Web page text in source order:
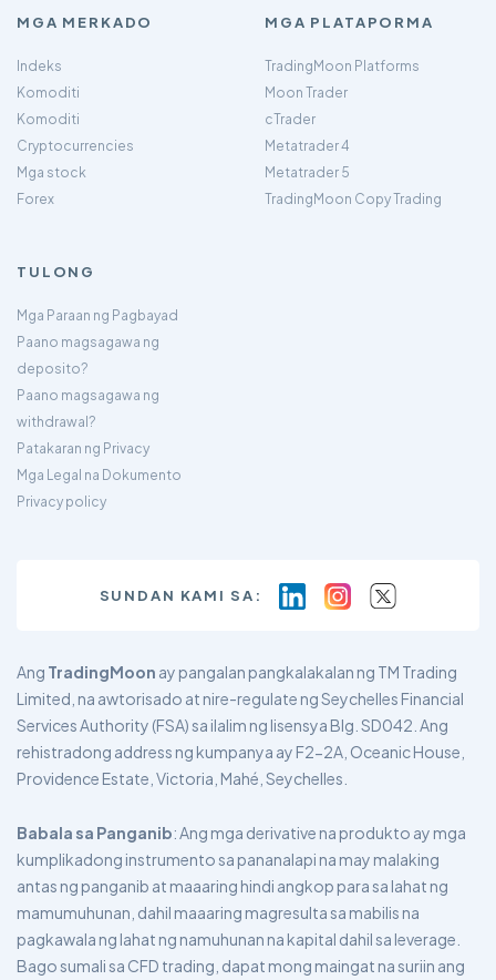
MGA MERKADO
Indeks
Komoditi
Komoditi
Cryptocurrencies
Mga stock
Forex
MGA PLATAPORMA
TradingMoon Platforms
Moon Trader
cTrader
Metatrader 4
Metatrader 5
TradingMoon Copy Trading
TULONG
Mga Paraan ng Pagbayad
Paano magsagawa ng
deposito?
Paano magsagawa ng
withdrawal?
Patakaran ng Privacy
Mga Legal na Dokumento
Privacy policy
SUNDAN KAMI SA:
Ang TradingMoon ay pangalan pangkalakalan ng TM Trading
Limited, na awtorisado at nire-regulate ng Seychelles Financial
Services Authority (FSA) sa ilalim ng lisensya Blg. SD042. Ang
rehistradong address ng kumpanya ay F2-2A, Oceanic House,
Providence Estate, Victoria, Mahé, Seychelles.
Babala sa Panganib: Ang mga derivative na produkto ay mga
kumplikadong instrumento sa pananalapi na may malaking
antas ng panganib at maaaring hindi angkop para sa lahat ng
mamumuhunan, dahil maaaring magresulta sa mabilis na
pagkawala ng lahat ng namuhunan na kapital dahil sa leverage.
Bago sumali sa CFD trading, dapat mong maingat na suriin ang